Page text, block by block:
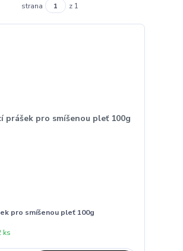
strana z 1
pro smíšenou pleť 100g
ks